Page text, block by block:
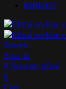
KONTAKTY
Search
Sign In
0 Seznam přání
0
Cart